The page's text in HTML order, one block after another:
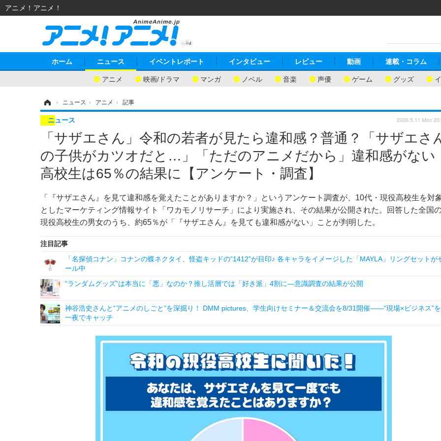
ホーム ニュース
アニメ 映画/ドラマ マンガ ノベル 音楽 声優 ゲーム グッズ
イベントレポート インタビュー レビュー 動画 連載・コラム
› ニュース › アニメ › 記事
「サザエさん」令和の若者が見たら違和感？普通？「サザエさ
の子供がカツオだと…」「ただのアニメだから」違和感がない
高校生は65％の結果に【アンケート・調査】
「『サザエさん』を見て違和感を覚えたことがありますか？」というアンケート調査が、10代・現役高校生を対
としたマーケティング情報サイト「ワカモノリサーチ」により実施され、その結果が公開された。回答した全国
現役高校生の男女のうち、約65％が「『サザエさん』を見ても違和感がない」ことが判明した。
ニュース 2026.5.11 Mon
注目記事
「名探偵コナン」コナンの蝶ネクタイ、怪盗キッドの“1412”が目印♪ 各キャラをイメージした「MAYLA」リングセットが
ール中
“ランダムグッズ”は本当に「悪」なのか？推し活層では「好き派」4割に―意識調査の結果が公開
神谷浩史さんと“アニメのしごと”を深掘り！ DMM pictures、学生向けセミナー＆交流会を8/31開催――“現場×ビジネス”を
一夜でキャッチ
アニメ！アニメ！